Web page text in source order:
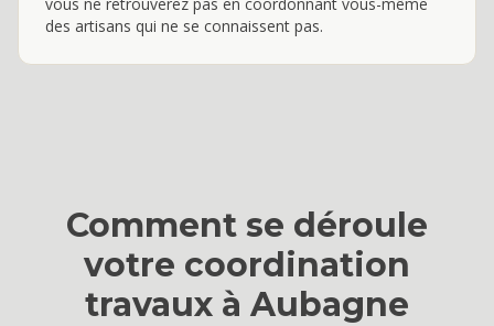
des artisans qui ne se connaissent pas.
Comment se déroule
votre coordination
travaux à Aubagne